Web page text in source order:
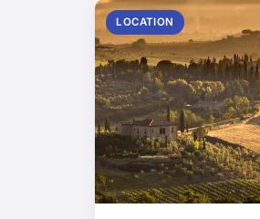
LOCATION